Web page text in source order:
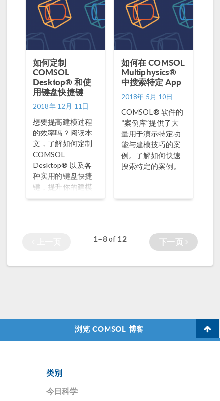
如何定制
COMSOL
Desktop® 和使
用键盘快捷键
2018年 12月 11日
想要提高建模过程
的效率吗？阅读本
文，了解如何定制
COMSOL
Desktop® 以及各
种实用的键盘快捷
键，提升你的建模
技巧。
如何在 COMSOL
Multiphysics®
中搜索特定 App
2018年 5月 10日
COMSOL® 软件的
“案例库”提供了大
量用于演示特定功
能与建模技巧的案
例。了解如何快速
搜索特定的案例。
1–8of 12 下一页
浏览 COMSOL 博客
类别
今日科学